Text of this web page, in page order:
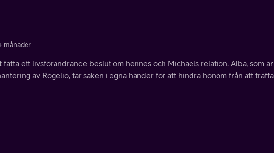
månader
fatta ett livsförändrande beslut om hennes och Michaels relation. Alba, som är
av Rogelio, tar saken i egna händer för att hindra honom från att träffa